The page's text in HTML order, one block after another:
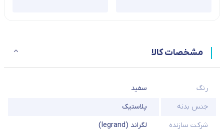
مشخصات کالا
رنگ
سفید
جنس بدنه
پلاستیک
شرکت سازنده
لگراند (legrand)